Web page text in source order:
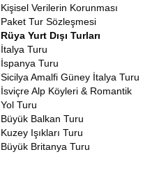
Kişisel Verilerin Korunması
Paket Tur Sözleşmesi
Rüya Yurt Dışı Turları
İtalya Turu
İspanya Turu
Sicilya Amalfi Güney İtalya Turu
İsviçre Alp Köyleri & Romantik
Yol Turu
Büyük Balkan Turu
Kuzey Işıkları Turu
Büyük Britanya Turu